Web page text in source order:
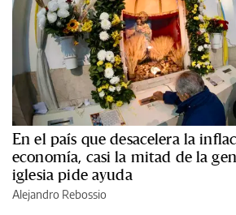
En el país que desacelera la
economía, casi la mitad de la
iglesia pide ayuda
Alejandro Rebossio